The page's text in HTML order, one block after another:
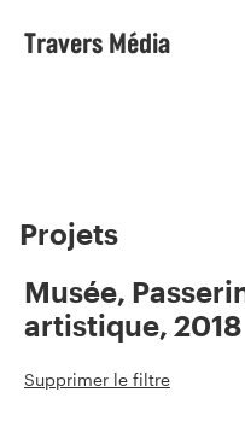
Travers Média
Projets
Musée,
artistique, 2018
Supprimer le filtre